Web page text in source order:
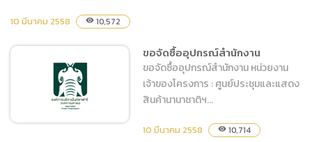
บำรุงรักษาระบบสื่อสารและ
กล้องวงจรปิด
10 มีนาคม 2558 visibility 10,572
ขอจัดซื้ออุปกรณ์สำนักงาน
ขอจัดซื้ออุปกรณ์สำนักงาน หน่วยงาน
เจ้าของโครงการ : ศูนย์ประชุมและแสดง
สินค้านานาชาติฯ...
10 มีนาคม 2558 visibility 10,714